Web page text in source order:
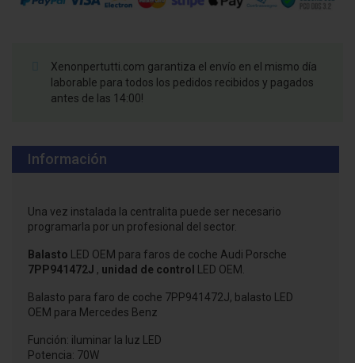
Xenonpertutti.com garantiza el envío en el mismo día
laborable para todos los pedidos recibidos y pagados
antes de las 14:00!
Información
Una vez instalada la centralita puede ser necesario
programarla por un profesional del sector.
Balasto LED OEM para faros de coche Audi Porsche
7PP941472J , unidad de control LED OEM.
Balasto para faro de coche 7PP941472J, balasto LED
OEM para Mercedes Benz
Función: iluminar la luz LED
Potencia: 70W